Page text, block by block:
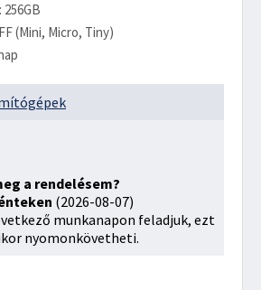
(Mini, Micro, Tiny)
a rendelésem?
(2026-08-07)
munkanapon feladjuk, ezt
nyomonkövetheti.